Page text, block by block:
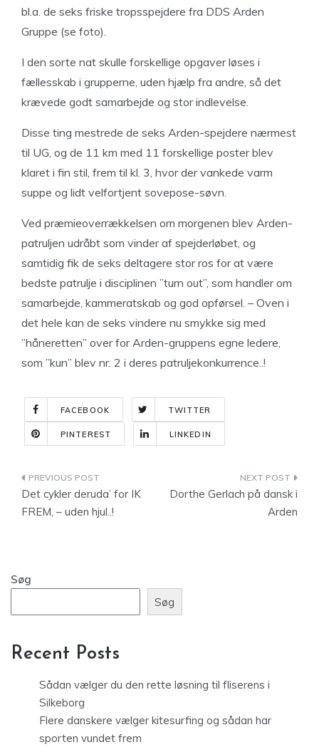
bl.a. de seks friske tropsspejdere fra DDS Arden
Gruppe (se foto).
I den sorte nat skulle forskellige opgaver løses i
fællesskab i grupperne, uden hjælp fra andre, så det
krævede godt samarbejde og stor indlevelse.
Disse ting mestrede de seks Arden-spejdere nærmest
til UG, og de 11 km med 11 forskellige poster blev
klaret i fin stil, frem til kl. 3, hvor der vankede varm
suppe og lidt velfortjent sovepose-søvn.
Ved præmieoverrækkelsen om morgenen blev Arden-
patruljen udråbt som vinder af spejderløbet, og
samtidig fik de seks deltagere stor ros for at være
bedste patrulje i disciplinen ”turn out”, som handler om
samarbejde, kammeratskab og god opførsel. – Oven i
det hele kan de seks vindere nu smykke sig med
”håneretten” over for Arden-gruppens egne ledere,
som ”kun” blev nr. 2 i deres patruljekonkurrence..!
FACEBOOK TWITTER
PINTEREST LINKEDIN
Indlægsnavigation
Det cykler deruda’ for IK
FREM, – uden hjul..!
Dorthe Gerlach på dansk i
Arden
Søg
Søg
Recent Posts
Sådan vælger du den rette løsning til fliserens i
Silkeborg
Flere danskere vælger kitesurfing og sådan har
sporten vundet frem